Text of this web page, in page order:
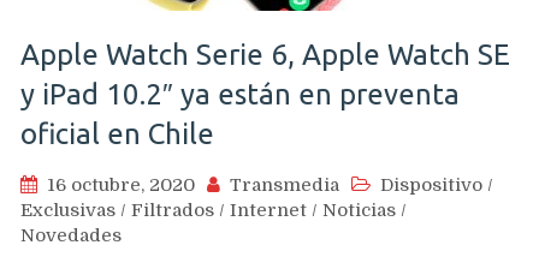
Apple Watch Serie 6, Apple Watch SE
y iPad 10.2″ ya están en preventa
oficial en Chile
16 octubre, 2020 Transmedia Dispositivo /
Exclusivas / Filtrados / Internet / Noticias /
Novedades